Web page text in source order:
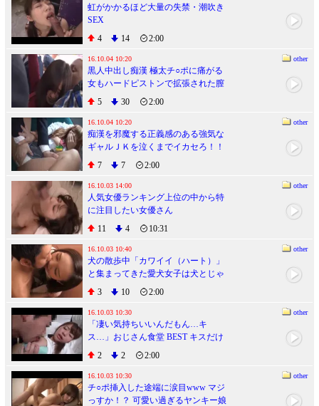
虹がかかるほど大量の失禁・潮吹き
SEX
4
14 2:00
16.10.04 10:20 other
黒人中出し痴漢 極太チ○ポに痛がる
女もハードピストンで拡張された膣
奥で目覚めイキまくる！
5 30 2:00
16.10.04 10:20 other
痴漢を邪魔する正義感のある強気な
ギャルＪＫを泣くまでイカセろ！！
２
7 7 2:00
16.10.03 14:00 other
人気女優ランキング上位の中から特
に注目したい女優さん
11
4 10:31
16.10.03 10:40 other
犬の散歩中「カワイイ（ハート）」
と集まってきた愛犬女子は犬とじゃ
れあううちに無意識でパンツ丸見
え！ヤレルと思った僕はフル勃起、
気が付いた女はもはやメロメロで狙
い通り、公園のトイレや自宅で即ハ
メに成功です。
3 10 2:00
16.10.03 10:30 other
「凄い気持ちいいんだもん…キ
ス…」おじさん食堂 BEST キスだけ
でパンティがビショビショになっち
ゃう位に感じやすい奥さんたちの手
料理とセックスが色んな意味でオイ
シイ。
2 2 2:00
16.10.03 10:30 other
チ○ポ挿入した途端に涙目www マジ
っすか！？ 可愛い過ぎるヤンキー娘